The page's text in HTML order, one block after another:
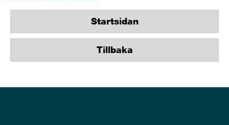
Startsidan
Tillbaka